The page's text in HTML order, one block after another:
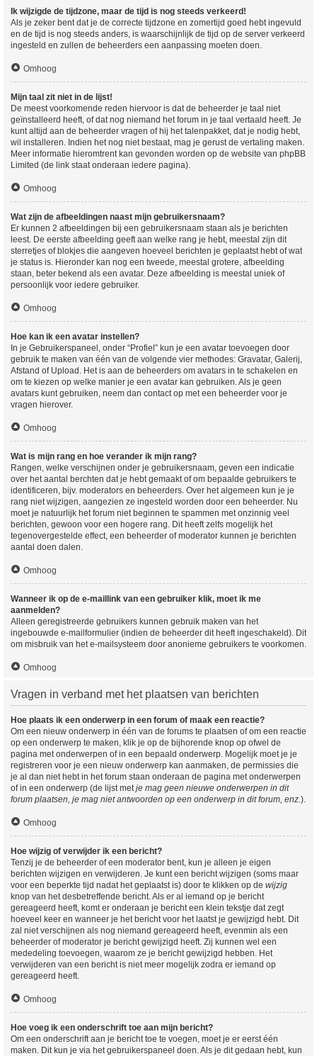
Ik wijzigde de tijdzone, maar de tijd is nog steeds verkeerd!
Als je zeker bent dat je de correcte tijdzone en zomertijd goed hebt ingevuld
en de tijd is nog steeds anders, is waarschijnlijk de tijd op de server verkeerd
ingesteld en zullen de beheerders een aanpassing moeten doen.
Omhoog
Mijn taal zit niet in de lijst!
De meest voorkomende reden hiervoor is dat de beheerder je taal niet
geïnstalleerd heeft, of dat nog niemand het forum in je taal vertaald heeft. Je
kunt altijd aan de beheerder vragen of hij het talenpakket, dat je nodig hebt,
wil installeren. Indien het nog niet bestaat, mag je gerust de vertaling maken.
Meer informatie hieromtrent kan gevonden worden op de website van phpBB
Limited (de link staat onderaan iedere pagina).
Omhoog
Wat zijn de afbeeldingen naast mijn gebruikersnaam?
Er kunnen 2 afbeeldingen bij een gebruikersnaam staan als je berichten
leest. De eerste afbeelding geeft aan welke rang je hebt, meestal zijn dit
sterretjes of blokjes die aangeven hoeveel berichten je geplaatst hebt of wat
je status is. Hieronder kan nog een tweede, meestal grotere, afbeelding
staan, beter bekend als een avatar. Deze afbeelding is meestal uniek of
persoonlijk voor iedere gebruiker.
Omhoog
Hoe kan ik een avatar instellen?
In je Gebruikerspaneel, onder “Profiel” kun je een avatar toevoegen door
gebruik te maken van één van de volgende vier methodes: Gravatar, Galerij,
Afstand of Upload. Het is aan de beheerders om avatars in te schakelen en
om te kiezen op welke manier je een avatar kan gebruiken. Als je geen
avatars kunt gebruiken, neem dan contact op met een beheerder voor je
vragen hierover.
Omhoog
Wat is mijn rang en hoe verander ik mijn rang?
Rangen, welke verschijnen onder je gebruikersnaam, geven een indicatie
over het aantal berchten dat je hebt gemaakt of om bepaalde gebruikers te
identificeren, bijv. moderators en beheerders. Over het algemeen kun je je
rang niet wijzigen, aangezien ze ingesteld worden door een beheerder. Nu
moet je natuurlijk het forum niet beginnen te spammen met onzinnig veel
berichten, gewoon voor een hogere rang. Dit heeft zelfs mogelijk het
tegenovergestelde effect, een beheerder of moderator kunnen je berichten
aantal doen dalen.
Omhoog
Wanneer ik op de e-maillink van een gebruiker klik, moet ik me
aanmelden?
Alleen geregistreerde gebruikers kunnen gebruik maken van het
ingebouwde e-mailformulier (indien de beheerder dit heeft ingeschakeld). Dit
om misbruik van het e-mailsysteem door anonieme gebruikers te voorkomen.
Omhoog
Vragen in verband met het plaatsen van berichten
Hoe plaats ik een onderwerp in een forum of maak een reactie?
Om een nieuw onderwerp in één van de forums te plaatsen of om een reactie
op een onderwerp te maken, klik je op de bijhorende knop op ofwel de
pagina met onderwerpen of in een bepaald onderwerp. Mogelijk moet je je
registreren voor je een nieuw onderwerp kan aanmaken, de permissies die
je al dan niet hebt in het forum staan onderaan de pagina met onderwerpen
of in een onderwerp (de lijst metje mag geen nieuwe onderwerpen in dit
forum plaatsen, je mag niet antwoorden op een onderwerp in dit forum, enz.).
Omhoog
Hoe wijzig of verwijder ik een bericht?
Tenzij je de beheerder of een moderator bent, kun je alleen je eigen
berichten wijzigen en verwijderen. Je kunt een bericht wijzigen (soms maar
voor een beperkte tijd nadat het geplaatst is) door te klikken op de wijzig
knop van het desbetreffende bericht. Als er al iemand op je bericht
gereageerd heeft, komt er onderaan je bericht een klein tekstje dat zegt
hoeveel keer en wanneer je het bericht voor het laatst je gewijzigd hebt. Dit
zal niet verschijnen als nog niemand gereageerd heeft, evenmin als een
beheerder of moderator je bericht gewijzigd heeft. Zij kunnen wel een
mededeling toevoegen, waarom ze je bericht gewijzigd hebben. Het
verwijderen van een bericht is niet meer mogelijk zodra er iemand op
gereageerd heeft.
Omhoog
Hoe voeg ik een onderschrift toe aan mijn bericht?
Om een onderschrift aan je bericht toe te voegen, moet je er eerst één
maken. Dit kun je via het gebruikerspaneel doen. Als je dit gedaan hebt, kun